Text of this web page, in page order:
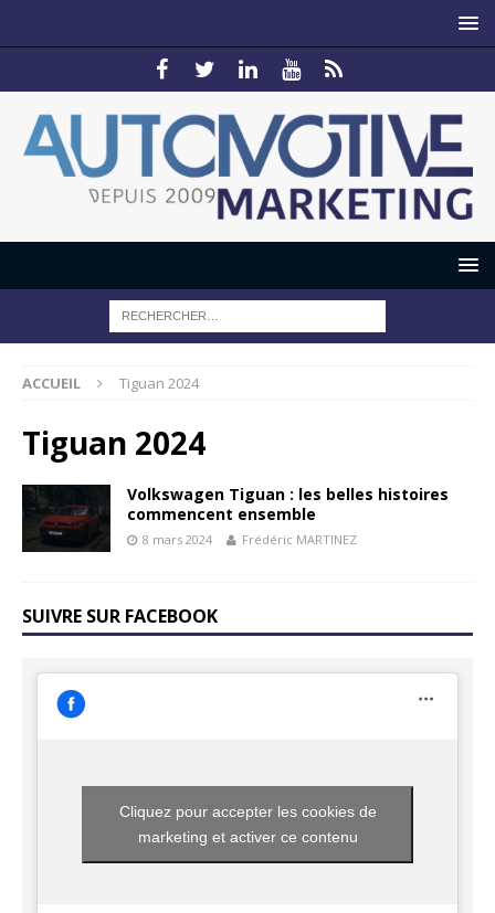
ACCUEIL Tiguan 2024
Tiguan 2024
Volkswagen Tiguan : les belles histoires
commencent ensemble
8 mars 2024 Frédéric MARTINEZ
SUIVRE SUR FACEBOOK
Cliquez pour accepter les cookies de
marketing et activer ce contenu